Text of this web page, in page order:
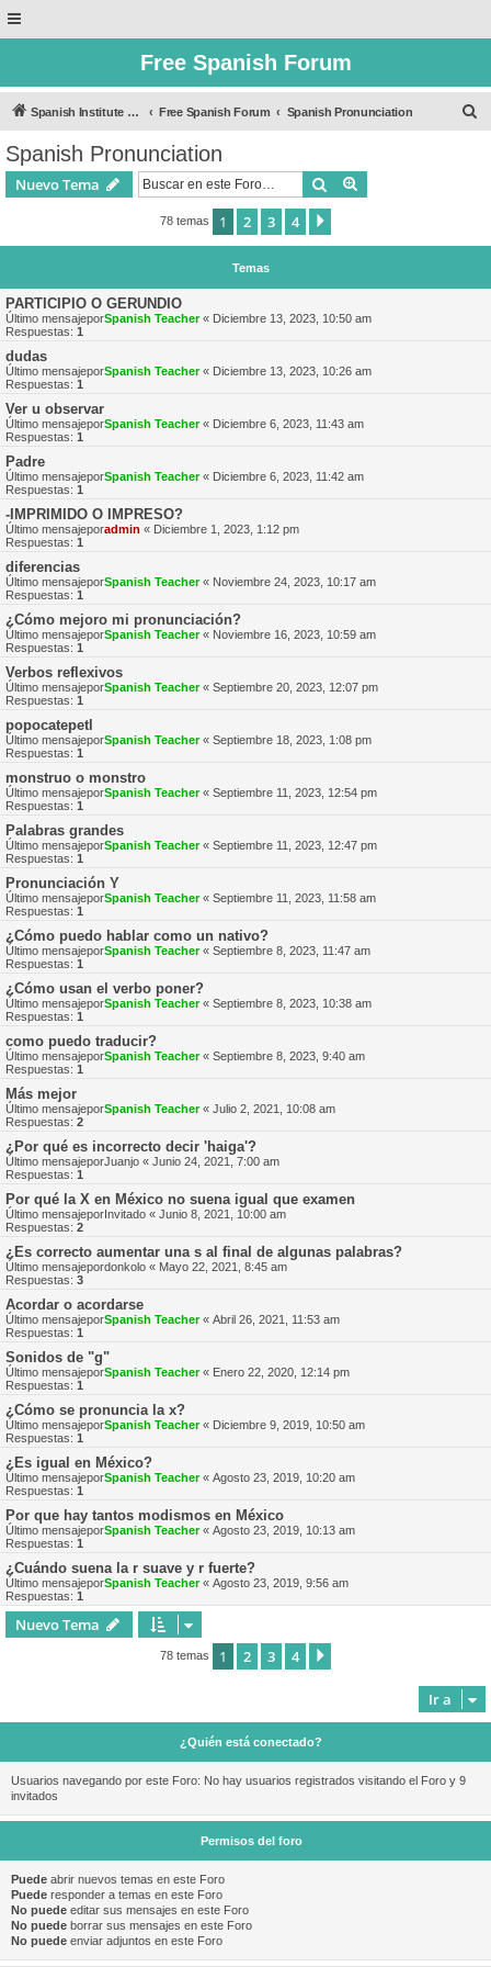
Free Spanish Forum
Spanish Institute of Puebla Free Spanish Forum Spanish Pronunciation
Spanish Pronunciation
Nuevo Tema Buscar
78 temas 1 2 3 4
Temas
PARTICIPIO O GERUNDIO
Último mensajeporSpanish Teacher« Diciembre 13, 2023, 10:50 am
Respuestas: 1
dudas
Último mensajeporSpanish Teacher« Diciembre 13, 2023, 10:26 am
Respuestas: 1
Ver u observar
Último mensajeporSpanish Teacher« Diciembre 6, 2023, 11:43 am
Respuestas: 1
Padre
Último mensajeporSpanish Teacher« Diciembre 6, 2023, 11:42 am
Respuestas: 1
-IMPRIMIDO O IMPRESO?
Último mensajeporadmin « Diciembre 1, 2023, 1:12 pm
Respuestas: 1
diferencias
Último mensajeporSpanish Teacher« Noviembre 24, 2023, 10:17 am
Respuestas: 1
¿Cómo mejoro mi pronunciación?
Último mensajeporSpanish Teacher« Noviembre 16, 2023, 10:59 am
Respuestas: 1
Verbos reflexivos
Último mensajeporSpanish Teacher« Septiembre 20, 2023, 12:07 pm
Respuestas: 1
popocatepetl
Último mensajeporSpanish Teacher« Septiembre 18, 2023, 1:08 pm
Respuestas: 1
monstruo o monstro
Último mensajeporSpanish Teacher« Septiembre 11, 2023, 12:54 pm
Respuestas: 1
Palabras grandes
Último mensajeporSpanish Teacher« Septiembre 11, 2023, 12:47 pm
Respuestas: 1
Pronunciación Y
Último mensajeporSpanish Teacher« Septiembre 11, 2023, 11:58 am
Respuestas: 1
¿Cómo puedo hablar como un nativo?
Último mensajeporSpanish Teacher« Septiembre 8, 2023, 11:47 am
Respuestas: 1
¿Cómo usan el verbo poner?
Último mensajeporSpanish Teacher« Septiembre 8, 2023, 10:38 am
Respuestas: 1
como puedo traducir?
Último mensajeporSpanish Teacher« Septiembre 8, 2023, 9:40 am
Respuestas: 1
Más mejor
Último mensajeporSpanish Teacher« Julio 2, 2021, 10:08 am
Respuestas: 2
¿Por qué es incorrecto decir 'haiga'?
Último mensajeporJuanjo « Junio 24, 2021, 7:00 am
Respuestas: 1
Por qué la X en México no suena igual que examen
Último mensajeporInvitado « Junio 8, 2021, 10:00 am
Respuestas: 2
¿Es correcto aumentar una s al final de algunas palabras?
Último mensajepordonkolo « Mayo 22, 2021, 8:45 am
Respuestas: 3
Acordar o acordarse
Último mensajeporSpanish Teacher« Abril 26, 2021, 11:53 am
Respuestas: 1
Sonidos de "g"
Último mensajeporSpanish Teacher« Enero 22, 2020, 12:14 pm
Respuestas: 1
¿Cómo se pronuncia la x?
Último mensajeporSpanish Teacher« Diciembre 9, 2019, 10:50 am
Respuestas: 1
¿Es igual en México?
Último mensajeporSpanish Teacher« Agosto 23, 2019, 10:20 am
Respuestas: 1
Por que hay tantos modismos en México
Último mensajeporSpanish Teacher« Agosto 23, 2019, 10:13 am
Respuestas: 1
¿Cuándo suena la r suave y r fuerte?
Último mensajeporSpanish Teacher« Agosto 23, 2019, 9:56 am
Respuestas: 1
Nuevo Tema
78 temas 1 2 3 4
Ir a
¿Quién está conectado?
Usuarios navegando por este Foro: No hay usuarios registrados visitando el Foro y 9
invitados
Permisos del foro
Puede abrir nuevos temas en este Foro
Puede responder a temas en este Foro
No puede editar sus mensajes en este Foro
No puede borrar sus mensajes en este Foro
No puede enviar adjuntos en este Foro